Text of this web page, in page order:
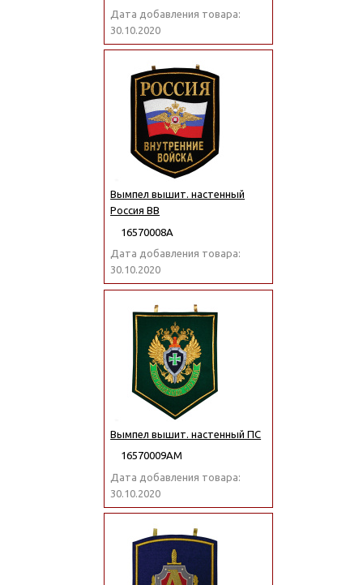
Дата добавления товара:
30.10.2020
Вымпел вышит. настенный
Россия ВВ
16570008А
Дата добавления товара:
30.10.2020
Вымпел вышит. настенный ПС
16570009АМ
Дата добавления товара:
30.10.2020